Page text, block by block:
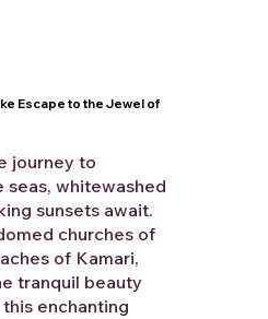
Escape to the Jewel of
journey to
seas, whitewashed
sunsets await.
churches of
of Kamari,
tranquil beauty
enchanting